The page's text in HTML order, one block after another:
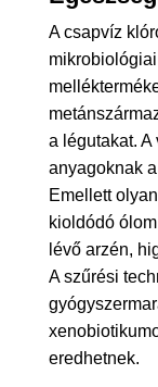
A csapvíz
a légutakat.
anyagoknak
Emellett
kioldódó
lévő arzén,
A szűrési
eredhetnek.